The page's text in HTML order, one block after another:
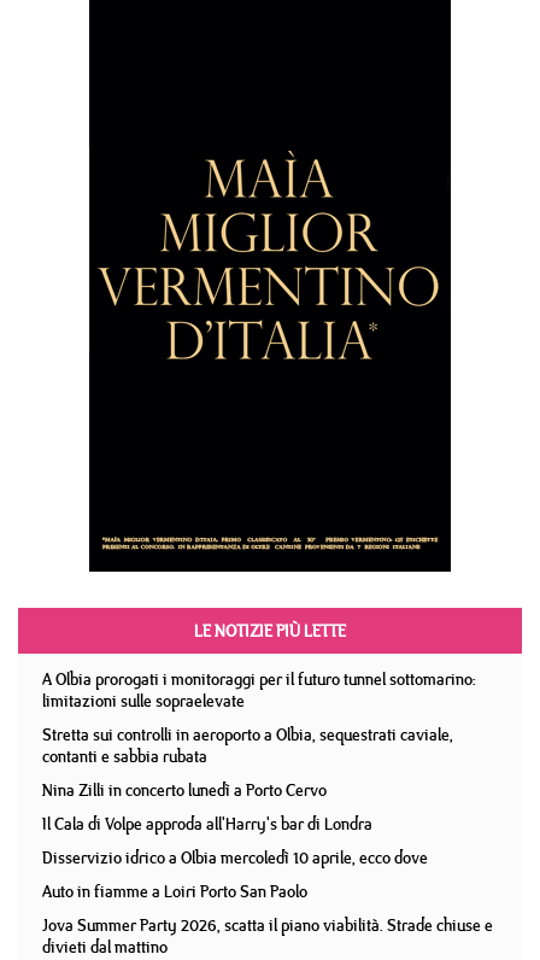
LE NOTIZIE PIÙ LETTE
A Olbia prorogati i monitoraggi per il futuro tunnel sottomarino:
limitazioni sulle sopraelevate
Stretta sui controlli in aeroporto a Olbia, sequestrati caviale,
contanti e sabbia rubata
Nina Zilli in concerto lunedì a Porto Cervo
Il Cala di Volpe approda all'Harry's bar di Londra
Disservizio idrico a Olbia mercoledì 10 aprile, ecco dove
Auto in fiamme a Loiri Porto San Paolo
Jova Summer Party 2026, scatta il piano viabilità. Strade chiuse e
divieti dal mattino